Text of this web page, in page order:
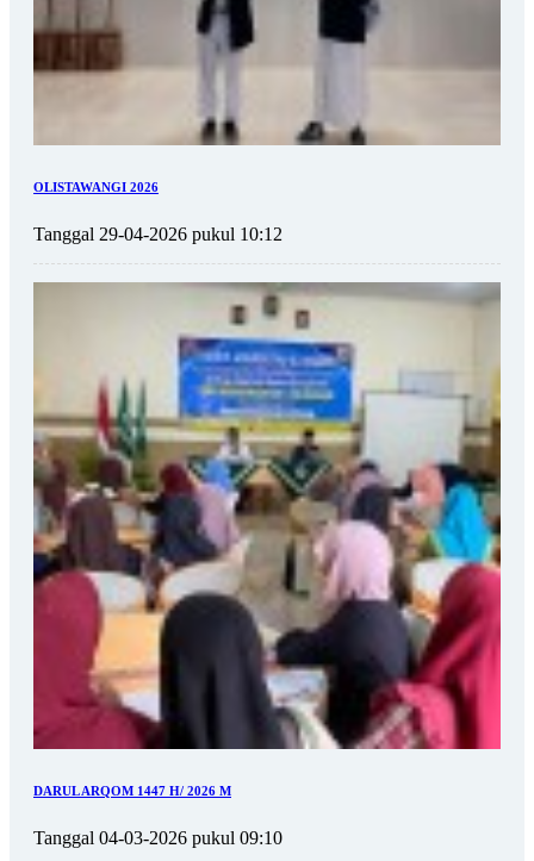
OLISTAWANGI 2026
Tanggal 29-04-2026 pukul 10:12
DARUL ARQOM 1447 H/ 2026 M
Tanggal 04-03-2026 pukul 09:10